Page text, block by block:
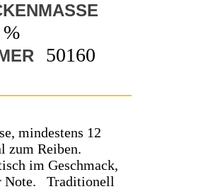
50160
mindestens 12
zum Reiben.
im Geschmack,
Note. Traditionell